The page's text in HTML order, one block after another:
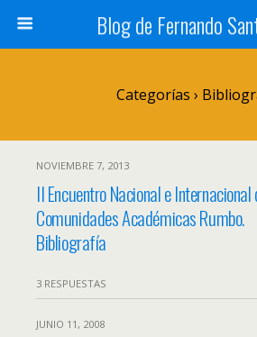
Blog de Fernando
Categorías ›
NOVIEMBRE 7, 2013
II Encuentro Nacional e Internacional
Comunidades Académicas Rumbo.
Bibliografía
3 RESPUESTAS
JUNIO 11, 2008